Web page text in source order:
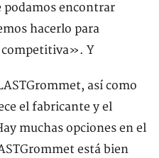
podamos encontrar
hacerlo para
competitiva». Y
así como
el fabricante y el
muchas opciones en el
está bien